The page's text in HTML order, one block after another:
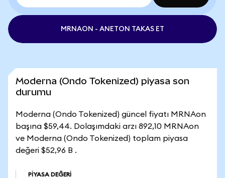
MRNAON - ANETON TAKAS ET
Moderna (Ondo Tokenized) piyasa son
durumu
Moderna (Ondo Tokenized) güncel fiyatı MRNAon
başına $59,44. Dolaşımdaki arzı 892,10 MRNAon
ve Moderna (Ondo Tokenized) toplam piyasa
değeri $52,96 B .
PIYASA DEĞERI